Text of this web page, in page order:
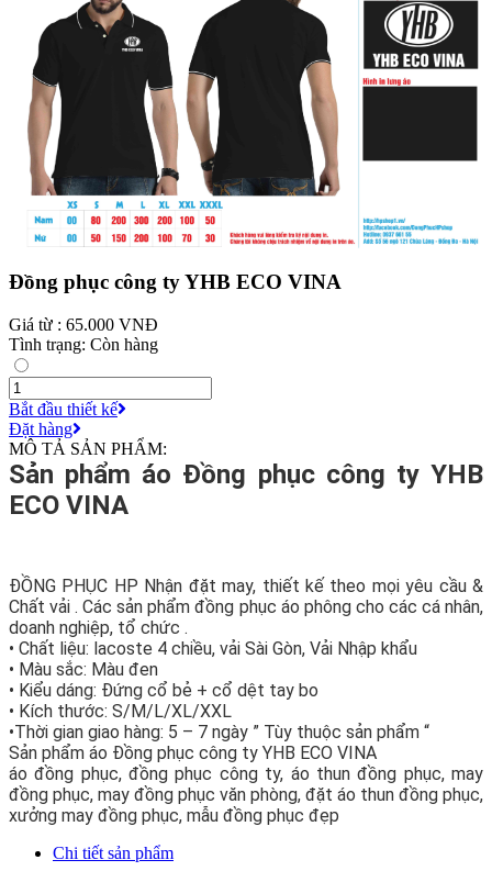
Đồng phục công ty YHB ECO VINA
Giá từ : 65.000 VNĐ
Tình trạng: Còn hàng
Bắt đầu thiết kế
Đặt hàng
MÔ TẢ SẢN PHẨM:
Sản phẩm áo Đồng phục công ty YHB
ECO VINA
ĐỒNG PHỤC HP Nhận đặt may, thiết kế theo mọi yêu cầu &
Chất vải . Các sản phẩm đồng phục áo phông cho các cá nhân,
doanh nghiệp, tổ chức .
• Chất liệu: lacoste 4 chiều, vải Sài Gòn, Vải Nhập khẩu
• Màu sắc: Màu đen
• Kiểu dáng: Đứng cổ bẻ + cổ dệt tay bo
• Kích thước: S/M/L/XL/XXL
•Thời gian giao hàng: 5 – 7 ngày ” Tùy thuộc sản phẩm “
Sản phẩm áo Đồng phục công ty YHB ECO VINA
áo đồng phục, đồng phục công ty, áo thun đồng phục, may
đồng phục, may đồng phục văn phòng, đặt áo thun đồng phục,
xưởng may đồng phục, mẫu đồng phục đẹp
Chi tiết sản phẩm